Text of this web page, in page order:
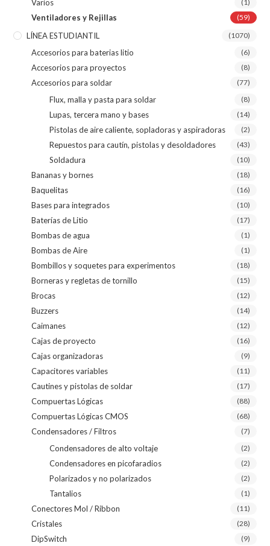
Varios (1)
Ventiladores y Rejillas (59)
LÍNEA ESTUDIANTIL (1070)
Accesorios para baterias litio (6)
Accesorios para proyectos (8)
Accesorios para soldar (77)
Flux, malla y pasta para soldar (8)
Lupas, tercera mano y bases (14)
Pistolas de aire caliente, sopladoras y aspiradoras (2)
Repuestos para cautín, pistolas y desoldadores (43)
Soldadura (10)
Bananas y bornes (18)
Baquelitas (16)
Bases para integrados (10)
Baterías de Litio (17)
Bombas de agua (1)
Bombas de Aire (1)
Bombillos y soquetes para experimentos (18)
Borneras y regletas de tornillo (15)
Brocas (12)
Buzzers (14)
Caimanes (12)
Cajas de proyecto (16)
Cajas organizadoras (9)
Capacitores variables (11)
Cautines y pistolas de soldar (17)
Compuertas Lógicas (88)
Compuertas Lógicas CMOS (68)
Condensadores / Filtros (7)
Condensadores de alto voltaje (2)
Condensadores en picofaradios (2)
Polarizados y no polarizados (2)
Tantalios (1)
Conectores Mol / Ribbon (11)
Cristales (28)
DipSwitch (9)